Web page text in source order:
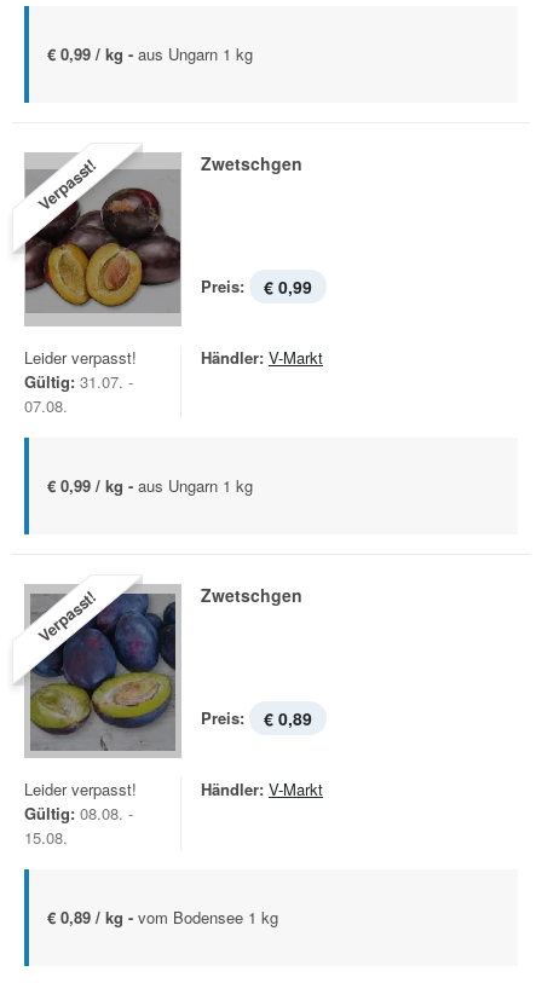
€ 0,99 / kg - aus Ungarn 1 kg
Verpasst! Zwetschgen
Preis: € 0,99
Leider verpasst!
Gültig: 31.07. -
07.08.
Händler: V-Markt
€ 0,99 / kg - aus Ungarn 1 kg
Verpasst! Zwetschgen
Preis: € 0,89
Leider verpasst!
Gültig: 08.08. -
15.08.
Händler: V-Markt
€ 0,89 / kg - vom Bodensee 1 kg